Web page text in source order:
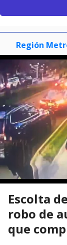
Región
Escolta
robo de
que